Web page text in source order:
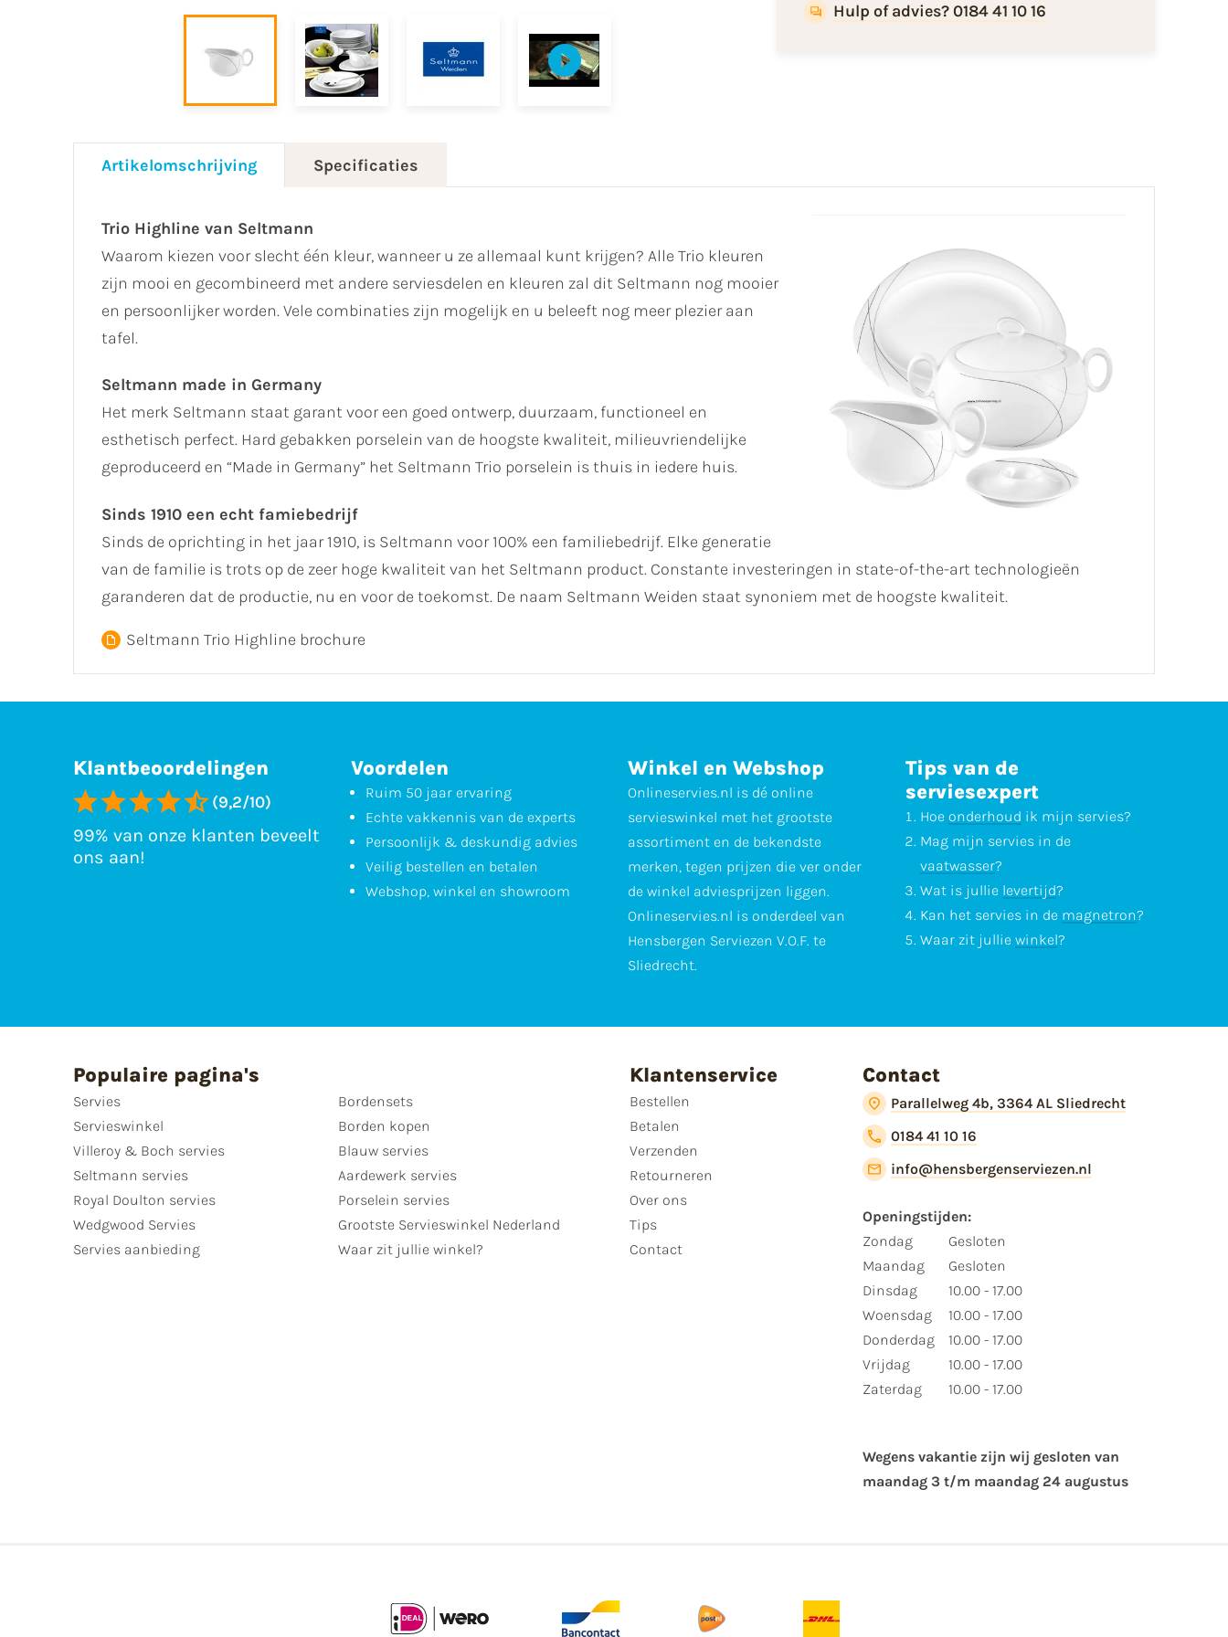
Hulp of advies? 0184 41 10 16
Artikelomschrijving Specificaties
Trio Highline van Seltmann
Waarom kiezen voor slecht één kleur, wanneer u ze allemaal kunt krijgen? Alle Trio kleuren
zijn mooi en gecombineerd met andere serviesdelen en kleuren zal dit Seltmann nog mooier
en persoonlijker worden. Vele combinaties zijn mogelijk en u beleeft nog meer plezier aan
tafel.
Seltmann made in Germany
Het merk Seltmann staat garant voor een goed ontwerp, duurzaam, functioneel en
esthetisch perfect. Hard gebakken porselein van de hoogste kwaliteit, milieuvriendelijke
geproduceerd en “Made in Germany” het Seltmann Trio porselein is thuis in iedere huis.
Sinds 1910 een echt famiebedrijf
Sinds de oprichting in het jaar 1910, is Seltmann voor 100% een familiebedrijf. Elke generatie
van de familie is trots op de zeer hoge kwaliteit van het Seltmann product. Constante investeringen in state-of-the-art technologieën
garanderen dat de productie, nu en voor de toekomst. De naam Seltmann Weiden staat synoniem met de hoogste kwaliteit.
Seltmann Trio Highline brochure
Klantbeoordelingen
(9,2/10)
99% van onze klanten beveelt
ons aan!
Voordelen
Ruim 50 jaar ervaring
Echte vakkennis van de experts
Persoonlijk & deskundig advies
Veilig bestellen en betalen
Webshop, winkel en showroom
Winkel en Webshop
Onlineservies.nl is dé online
servieswinkel met het grootste
assortiment en de bekendste
merken, tegen prijzen die ver onder
de winkel adviesprijzen liggen.
Onlineservies.nl is onderdeel van
Hensbergen Serviezen V.O.F. te
Sliedrecht.
Tips van de
serviesexpert
Hoe onderhoud ik mijn servies?
Mag mijn servies in de
vaatwasser?
Wat is jullie levertijd?
Kan het servies in de magnetron?
Waar zit jullie winkel?
Populaire pagina's
Servies
Servieswinkel
Villeroy & Boch servies
Seltmann servies
Royal Doulton servies
Wedgwood Servies
Servies aanbieding
Bordensets
Borden kopen
Blauw servies
Aardewerk servies
Porselein servies
Grootste Servieswinkel Nederland
Waar zit jullie winkel?
Klantenservice
Bestellen
Betalen
Verzenden
Retourneren
Over ons
Tips
Contact
Contact
Parallelweg 4b, 3364 AL Sliedrecht
0184 41 10 16
info@hensbergenserviezen.nl
Openingstijden:
Zondag
Maandag
Dinsdag
Woensdag
Donderdag
Vrijdag
Zaterdag
Gesloten
Gesloten
10.00 - 17.00
10.00 - 17.00
10.00 - 17.00
10.00 - 17.00
10.00 - 17.00
Wegens vakantie zijn wij gesloten van ​
maandag 3 t/m maandag 24 augustus